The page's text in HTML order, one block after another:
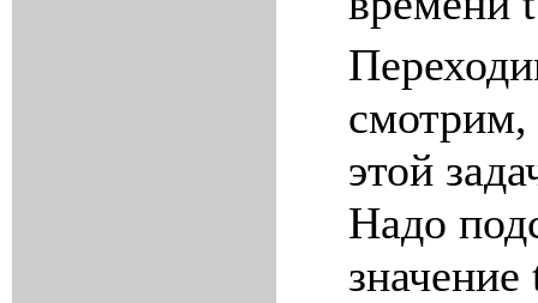
смотрим,
этой
Надо
значение